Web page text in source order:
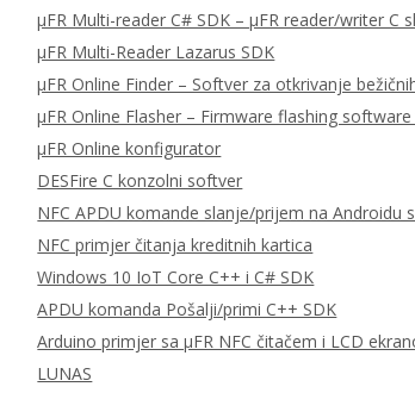
μFR Multi-reader C# SDK – μFR reader/writer C
μFR Multi-Reader Lazarus SDK
μFR Online Finder – Softver za otkrivanje
μFR Online Flasher – Firmware flashing
μFR Online konfigurator
DESFire C konzolni softver
NFC APDU komande slanje/prijem na Androidu
NFC primjer čitanja kreditnih kartica
Windows 10 IoT Core C++ i C# SDK
APDU komanda Pošalji/primi C++ SDK
Arduino primjer sa μFR NFC čitačem i LCD
LUNAS